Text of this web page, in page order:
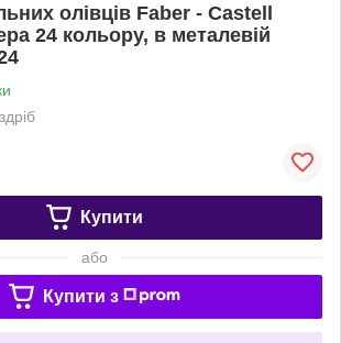
олівців Faber - Castell
24 кольору, в металевій
Купити
або
Купити з